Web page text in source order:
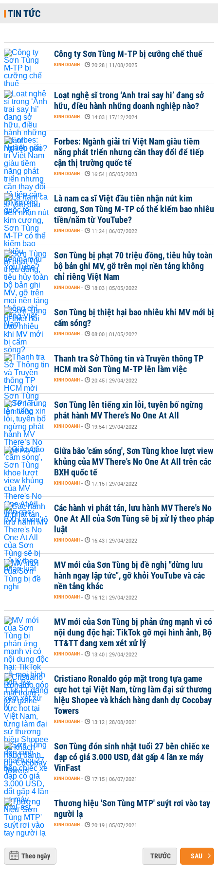
TIN TỨC
Công ty Sơn Tùng M-TP bị cưỡng chế thuế
KINH DOANH - 20:28 | 11/08/2025
Loạt nghệ sĩ trong ‘Anh trai say hi’ đang sở
hữu, điều hành những doanh nghiệp nào?
KINH DOANH - 14:03 | 17/12/2024
Forbes: Ngành giải trí Việt Nam giàu tiềm
năng phát triển nhưng cần thay đổi để tiếp
cận thị trường quốc tế
KINH DOANH - 16:54 | 05/05/2023
Là nam ca sĩ Việt đầu tiên nhận nút kim
cương, Sơn Tùng M-TP có thể kiếm bao nhiêu
tiền/năm từ YouTube?
KINH DOANH - 11:24 | 06/07/2022
Sơn Tùng bị phạt 70 triệu đồng, tiêu hủy toàn
bộ bản ghi MV, gỡ trên mọi nền tảng không
chỉ riêng Việt Nam
KINH DOANH - 18:03 | 05/05/2022
Sơn Tùng bị thiệt hại bao nhiêu khi MV mới bị
cấm sóng?
KINH DOANH - 08:00 | 01/05/2022
Thanh tra Sở Thông tin và Truyền thông TP
HCM mời Sơn Tùng M-TP lên làm việc
KINH DOANH - 20:45 | 29/04/2022
Sơn Tùng lên tiếng xin lỗi, tuyên bố ngừng
phát hành MV There’s No One At All
KINH DOANH - 19:54 | 29/04/2022
Giữa bão 'cấm sóng', Sơn Tùng khoe lượt view
khủng của MV There's No One At All trên các
BXH quốc tế
KINH DOANH - 17:15 | 29/04/2022
Các hành vi phát tán, lưu hành MV There's No
One At All của Sơn Tùng sẽ bị xử lý theo pháp
luật
KINH DOANH - 16:43 | 29/04/2022
MV mới của Sơn Tùng bị đề nghị "dừng lưu
hành ngay lập tức", gỡ khỏi YouTube và các
nền tảng khác
KINH DOANH - 16:12 | 29/04/2022
MV mới của Sơn Tùng bị phản ứng mạnh vì có
nội dung độc hại: TikTok gỡ mọi hình ảnh, Bộ
TT&TT đang xem xét xử lý
KINH DOANH - 13:40 | 29/04/2022
Cristiano Ronaldo góp mặt trong tựa game
cực hot tại Việt Nam, từng làm đại sứ thương
hiệu Shopee và khách hàng danh dự Cocobay
Towers
KINH DOANH - 13:12 | 28/08/2021
Sơn Tùng đón sinh nhật tuổi 27 bên chiếc xe
đạp có giá 3.000 USD, đắt gấp 4 lần xe máy
VinFast
KINH DOANH - 17:15 | 06/07/2021
Thương hiệu 'Sơn Tùng MTP' suýt rơi vào tay
người lạ
KINH DOANH - 20:19 | 05/07/2021
Theo ngày TRƯỚC SAU